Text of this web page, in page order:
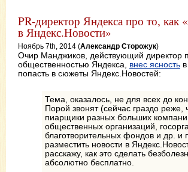
PR-директор Яндекса про то, как
в Яндекс.Новости»
Ноябрь 7th, 2014 (Александр Сторожук)
Очир Манджиков, действующий директор
общественностью Яндекса, внес ясность
попасть в сюжеты Яндекс.Новостей:
Тема, оказалось, не для всех до
Порой звонят (сейчас граздо реже,
пиарщики разных больших
общественных организаций,
благотворительных фондов и др. и
разместить новости в
расскажу, как это сделать
абсолютно бесплатно.